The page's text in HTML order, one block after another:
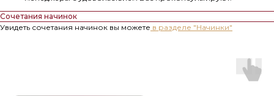
Сочетания начинок
Увидеть сочетания начинок вы можете в разделе "Начинки"